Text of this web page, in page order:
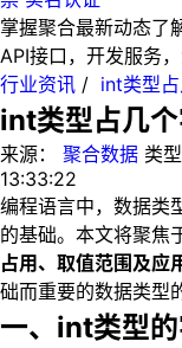
掌握聚合最新动态了
API接口，开发服务
行业资讯 / int类型
int类型占几
来源： 聚合数据 类型
13:33:22
编程语言中，数据类
的基础。本文将聚焦
占用、取值范围及应
础而重要的数据类型
一、int类型的